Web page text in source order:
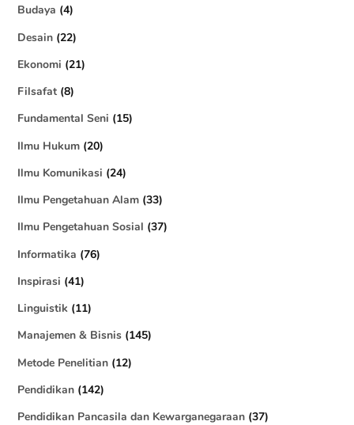
Budaya (4)
Desain (22)
Ekonomi (21)
Filsafat (8)
Fundamental Seni (15)
Ilmu Hukum (20)
Ilmu Komunikasi (24)
Ilmu Pengetahuan Alam (33)
Ilmu Pengetahuan Sosial (37)
Informatika (76)
Inspirasi (41)
Linguistik (11)
Manajemen & Bisnis (145)
Metode Penelitian (12)
Pendidikan (142)
Pendidikan Pancasila dan Kewarganegaraan (37)